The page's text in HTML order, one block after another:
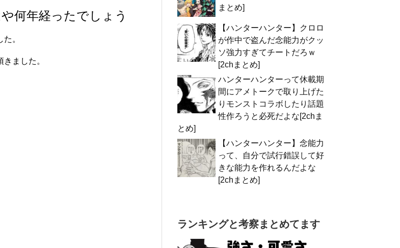
何年経ったでしょう
。
ました。
まとめ]
【ハンターハンター】クロロ
が作中で盗んだ念能力がクッ
ソ強力すぎてチートだろｗ
[2chまとめ]
ハンターハンターって休載期
間にアメトークで取り上げた
りモンストコラボしたり話題
性作ろうと必死だよな[2chま
とめ]
【ハンターハンター】念能力
って、自分で試行錯誤して好
きな能力を作れるんだよな
[2chまとめ]
ランキングと考察まとめてます